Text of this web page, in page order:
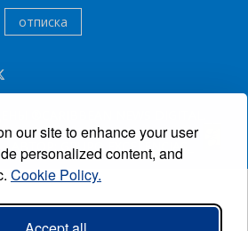
our site to enhance your user
personalized content, and
Cookie Policy.
отписка
GRUPO EXCELENCIAS.